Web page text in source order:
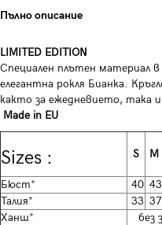
Пълно описание
LIMITED EDITION
Специален плътен материал
елегантна рокля Бианка.
както за ежедневието, така и
Made in EU
Sizes : S M
Бюст* 40 43
Талия*
33 37
Ханш*
без